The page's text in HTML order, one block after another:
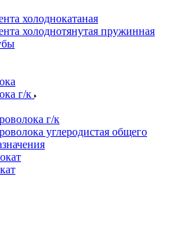
холоднокатаная
холоднотянутая пружинная
г/к
г/к
углеродистая общего